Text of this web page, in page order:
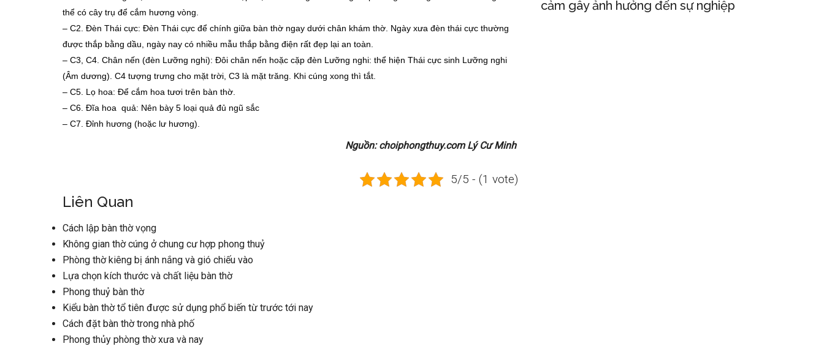
thể có cây trụ để cắm hương vòng.
– C2. Đèn Thái cực: Đèn Thái cực để chính giữa bàn thờ ngay dưới chân khám thờ. Ngày xưa đèn thái cực thường
được thắp bằng dầu, ngày nay có nhiều mẫu thắp bằng điện rất đẹp lại an toàn.
– C3, C4. Chân nến (đèn Lưỡng nghi): Đôi chân nến hoặc cặp đèn Lưỡng nghi: thể hiện Thái cực sinh Lưỡng nghi
(Âm dương). C4 tượng trưng cho mặt trời, C3 là mặt trăng. Khi cúng xong thì tắt.
– C5. Lọ hoa: Để cắm hoa tươi trên bàn thờ.
– C6. Đĩa hoa quả: Nên bày 5 loại quả đủ ngũ sắc
– C7. Đỉnh hương (hoặc lư hương).
Nguồn: choiphongthuy.com Lý Cư Minh
5/5 - (1 vote)
Liên Quan
Cách lập bàn thờ vọng
Không gian thờ cúng ở chung cư hợp phong thuỷ
Phòng thờ kiêng bị ánh nắng và gió chiếu vào
Lựa chọn kích thước và chất liệu bàn thờ
Phong thuỷ bàn thờ
Kiểu bàn thờ tổ tiên được sử dụng phổ biến từ trước tới nay
Cách đặt bàn thờ trong nhà phố
Phong thủy phòng thờ xưa và nay
cảm gây ảnh hưởng đến sự nghiệp